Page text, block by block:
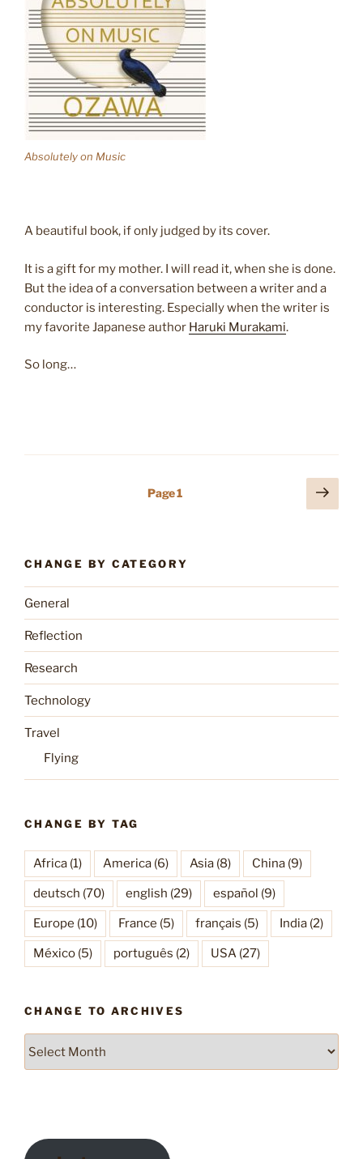
Absolutely on Music
A beautiful book, if only judged by its cover.
It is a gift for my mother. I will read it, when she is done.
But the idea of a conversation between a writer and a
conductor is interesting. Especially when the writer is
my favorite Japanese author Haruki Murakami.
So long…
Page1
Next
page
CHANGE BY CATEGORY
General
Reflection
Research
Technology
Travel
Flying
CHANGE BY TAG
Africa (1) America (6) Asia (8) China (9)
deutsch (70) english (29) español (9)
Europe (10) France (5) français (5) India (2)
México (5) português (2) USA (27)
CHANGE TO ARCHIVES